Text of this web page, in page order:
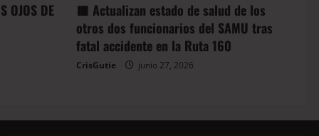
OJOS DE
🟥 Actualizan estado de salud de los
otros dos funcionarios del SAMU tras
fatal accidente en la Ruta 160
CrisGutie junio 27, 2026